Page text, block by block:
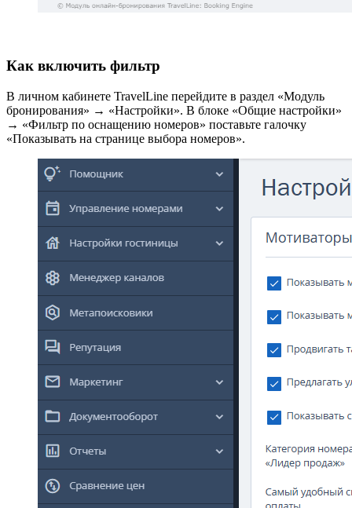
Как включить фильтр
В личном кабинете TravelLine перейдите в раздел «Модуль
бронирования» → «Настройки». В блоке «Общие настройки»
→ «Фильтр по оснащению номеров» поставьте галочку
«Показывать на странице выбора номеров».